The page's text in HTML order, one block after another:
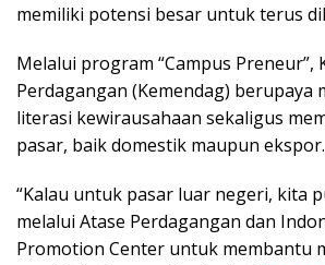
memiliki potensi besar untuk terus
Melalui program “Campus Preneur”,
Perdagangan (Kemendag) berupaya
literasi kewirausahaan sekaligus
pasar, baik domestik maupun ekspor.
“Kalau untuk pasar luar negeri, kita
melalui Atase Perdagangan dan
Promotion Center untuk membantu